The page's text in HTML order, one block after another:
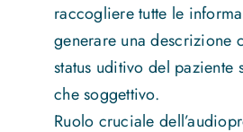
raccogliere tutte le
generare una descrizione
status uditivo del paziente
che soggettivo.
Ruolo cruciale